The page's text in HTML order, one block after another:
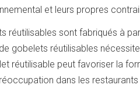
et leurs propres
réutilisables sont fabriqués à
gobelets réutilisables
réutilisable peut favoriser la
dans les